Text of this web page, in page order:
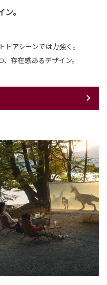
。
アシーンでは力強く。
存在感あるデザイン。